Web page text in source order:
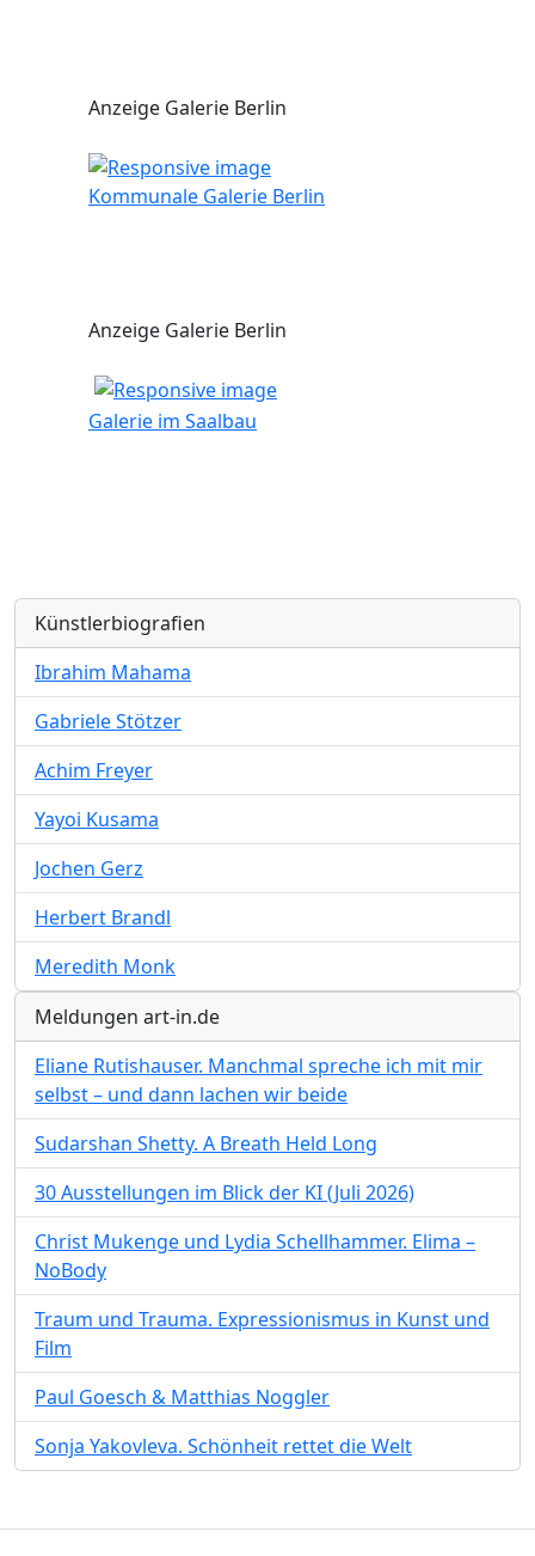
Anzeige Galerie Berlin
Kommunale Galerie Berlin
Anzeige Galerie Berlin
Galerie im Saalbau
Künstlerbiografien
Ibrahim Mahama
Gabriele Stötzer
Achim Freyer
Yayoi Kusama
Jochen Gerz
Herbert Brandl
Meredith Monk
Meldungen art-in.de
Eliane Rutishauser. Manchmal spreche ich mit mir
selbst – und dann lachen wir beide
Sudarshan Shetty. A Breath Held Long
30 Ausstellungen im Blick der KI (Juli 2026)
Christ Mukenge und Lydia Schellhammer. Elima –
NoBody
Traum und Trauma. Expressionismus in Kunst und
Film
Paul Goesch & Matthias Noggler
Sonja Yakovleva. Schönheit rettet die Welt